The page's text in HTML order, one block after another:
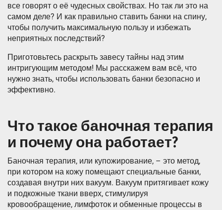
все говорят о её чудесных свойствах. Но так ли это на
самом деле? И как правильно ставить банки на спину,
чтобы получить максимальную пользу и избежать
неприятных последствий?
Приготовьтесь раскрыть завесу тайны над этим
интригующим методом! Мы расскажем вам всё, что
нужно знать, чтобы использовать банки безопасно и
эффективно.
Что такое баночная терапия
и почему она работает?
Баночная терапия, или купожирование, – это метод,
при котором на кожу помещают специальные банки,
создавая внутри них вакуум. Вакуум притягивает кожу
и подкожные ткани вверх, стимулируя
кровообращение, лимфоток и обменные процессы в